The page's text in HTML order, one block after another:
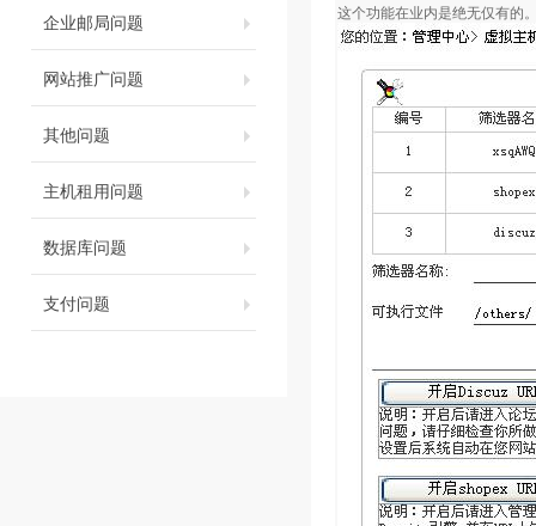
企业邮局问题
网站推广问题
其他问题
主机租用问题
数据库问题
支付问题
这个功能在业内是绝无仅有的